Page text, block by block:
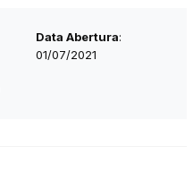
Data Abertura:
01/07/2021